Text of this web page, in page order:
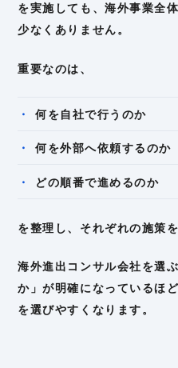
を実施しても、海外事業全
少なくありません。
重要なのは、
何を自社で行うのか
何を外部へ依頼するのか
どの順番で進めるのか
を整理し、それぞれの施策
海外進出コンサル会社を選
か」が明確になっているほ
を選びやすくなります。